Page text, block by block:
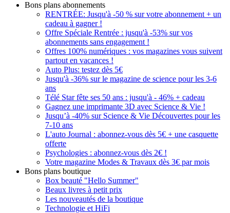
Bons plans abonnements
RENTRÉE: Jusqu'à -50 % sur votre abonnement + un
cadeau à gagner !
Offre Spéciale Rentrée : jusqu'à -53% sur vos
abonnements sans engagement !
Offres 100% numériques : vos magazines vous suivent
partout en vacances !
Auto Plus: testez dès 5€
Jusqu'à -36% sur le magazine de science pour les 3-6
ans
Télé Star fête ses 50 ans : jusqu'à - 46% + cadeau
Gagnez une imprimante 3D avec Science & Vie !
Jusqu’à -40% sur Science & Vie Découvertes pour les
7-10 ans
L'auto Journal : abonnez-vous dès 5€ + une casquette
offerte
Psychologies : abonnez-vous dès 2€ !
Votre magazine Modes & Travaux dès 3€ par mois
Bons plans boutique
Box beauté "Hello Summer"
Beaux livres à petit prix
Les nouveautés de la boutique
Technologie et HiFi